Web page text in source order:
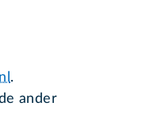
.
ander